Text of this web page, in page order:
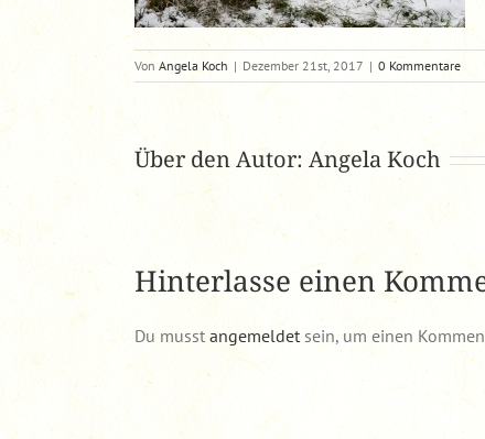
Von Angela Koch | Dezember 21st, 2017 | 0 Kommentare
Über den Autor:Angela Koch
Hinterlasse einen
Du musstangemeldetsein, um einen